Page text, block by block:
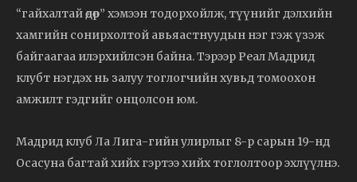
“гайхалтай өдөр” хэмээн тодорхойлж, түүнийг дэлхийн
хамгийн сонирхолтой авьяастнуудын нэг гэж үзэж
байгаагаа илэрхийлсэн байна. Тэрээр Реал Мадрид
клубт нэгдэх нь залуу тоглогчийн хувьд томоохон
амжилт гэдгийг онцолсон юм.
Мадрид клуб Ла Лига-гийн улирлыг 8-р сарын 19-нд
Осасуна багтай хийх гэртээ хийх тоглолтоор эхлүүлнэ.